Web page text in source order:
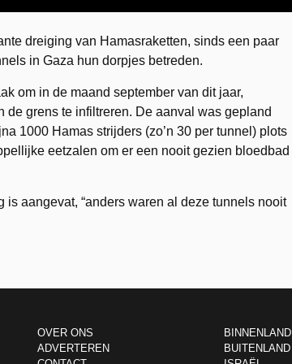
dreiging van Hamasraketten, sinds een paar
in Gaza hun dorpjes betreden.
om in de maand september van dit jaar,
grens te infiltreren. De aanval was gepland
1000 Hamas strijders (zo’n 30 per tunnel) plots
eetzalen om er een nooit gezien bloedbad
is aangevat, “anders waren al deze tunnels nooit
OVER ONS
ADVERTEREN
BINNENLAND
BUITENLAND